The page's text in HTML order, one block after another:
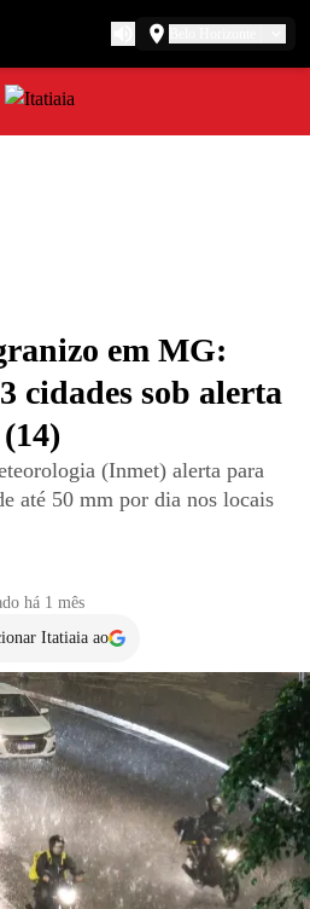
em MG:
cidades sob alerta
(Inmet) alerta para
até 50 mm por dia nos locais
há 1 mês
Itatiaia ao